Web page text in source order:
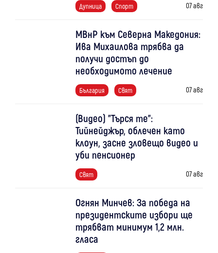
Дупница Спорт 07 авг
МВнР към Северна Македония:
Ива Михаилова трябва да
получи достъп до
необходимото лечение
България Свят 07 авг
(Видео) "Търся те":
Тийнейджър, облечен като
клоун, засне зловещо видео и
уби пенсионер
Свят 07 авг
Огнян Минчев: За победа на
президентските избори ще
трябват минимум 1,2 млн.
гласа